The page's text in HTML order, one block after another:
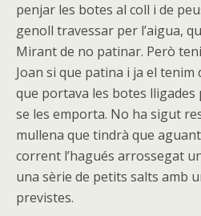
penjar les botes al coll i de
genoll travessar per l’aigua,
Mirant de no patinar. Però
Joan si que patina i ja el tenim
que portava les botes
se les emporta. No ha sigut
mullena que tindrà que
corrent l’hagués arrossegat
una sèrie de petits salts amb
previstes.